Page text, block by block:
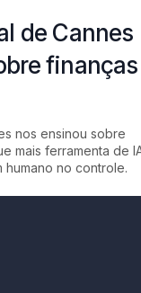
de Cannes
finanças
nos ensinou sobre
mais ferramenta de
humano no controle.